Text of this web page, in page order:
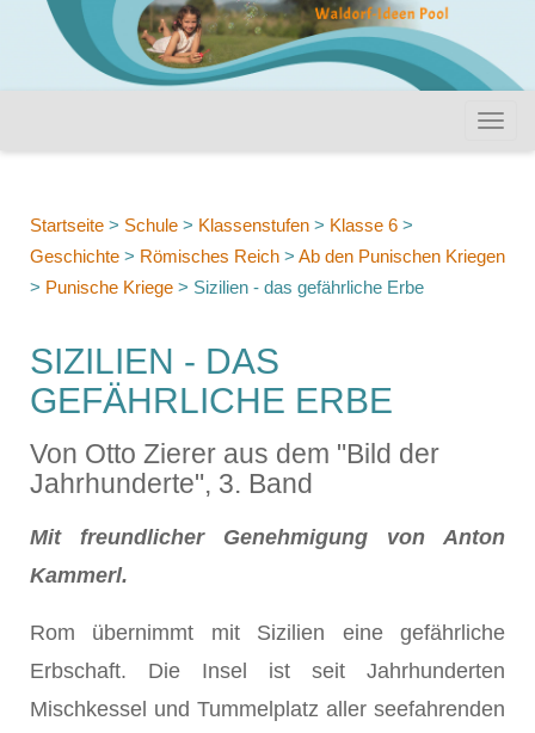
Startseite > Schule > Klassenstufen > Klasse 6 >
Geschichte > Römisches Reich > Ab den Punischen Kriegen
> Punische Kriege > Sizilien - das gefährliche Erbe
SIZILIEN - DAS
GEFÄHRLICHE ERBE
Von Otto Zierer aus dem "Bild der
Jahrhunderte", 3. Band
Mit freundlicher Genehmigung von Anton
Kammerl.
Rom übernimmt mit Sizilien eine gefährliche
Erbschaft. Die Insel ist seit Jahrhunderten
Mischkessel und Tummelplatz aller seefahrenden